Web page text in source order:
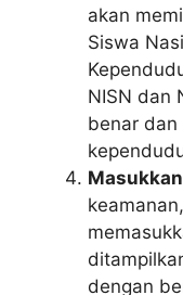
akan
Siswa
NISN dan
benar
dengan